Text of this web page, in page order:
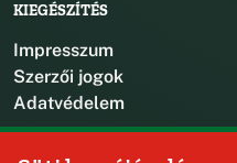
KIEGÉSZÍTÉS
Impresszum
Szerzői jogok
Adatvédelem